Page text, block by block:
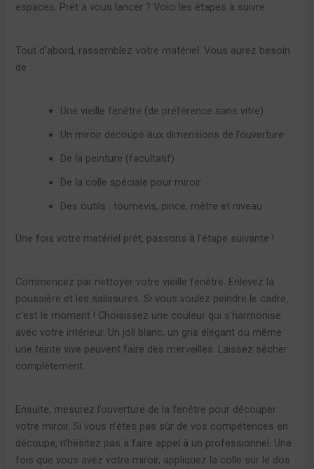
espaces. Prêt à vous lancer ? Voici les étapes à suivre.
Tout d’abord, rassemblez votre matériel. Vous aurez besoin
de :
Une vieille fenêtre (de préférence sans vitre)
Un miroir découpé aux dimensions de l’ouverture
De la peinture (facultatif)
De la colle spéciale pour miroir
Des outils : tournevis, pince, mètre et niveau
Une fois votre matériel prêt, passons à l’étape suivante !
Commencez par nettoyer votre vieille fenêtre. Enlevez la
poussière et les salissures. Si vous voulez peindre le cadre,
c’est le moment ! Choisissez une couleur qui s’harmonise
avec votre intérieur. Un joli blanc, un gris élégant ou même
une teinte vive peuvent faire des merveilles. Laissez sécher
complètement.
Ensuite, mesurez l’ouverture de la fenêtre pour découper
votre miroir. Si vous n’êtes pas sûr de vos compétences en
découpe, n’hésitez pas à faire appel à un professionnel. Une
fois que vous avez votre miroir, appliquez la colle sur le dos